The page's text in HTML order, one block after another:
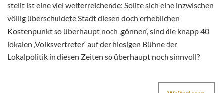
stellt ist eine viel weiterreichende: Sollte sich eine inzwischen
völlig überschuldete Stadt diesen doch erheblichen
Kostenpunkt so überhaupt noch ‚gönnen‘, sind die knapp 40
lokalen ‚Volksvertreter‘ auf der hiesigen Bühne der
Lokalpolitik in diesen Zeiten so überhaupt noch sinnvoll?